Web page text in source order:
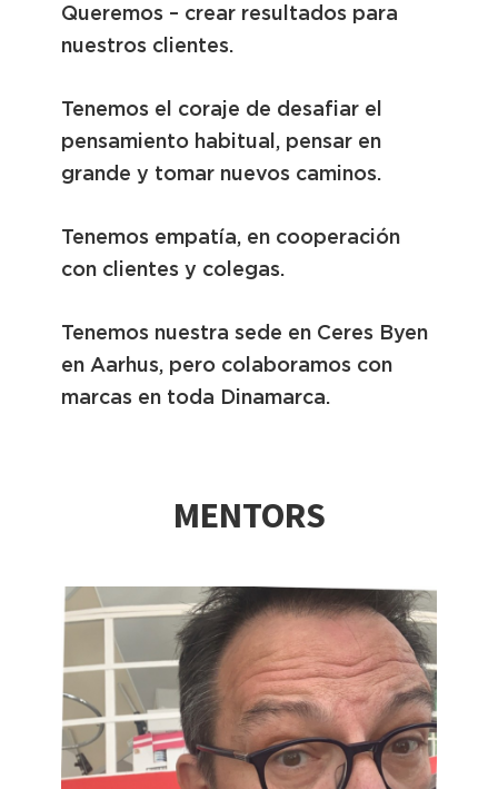
Queremos – crear resultados para
nuestros clientes.
Tenemos el coraje de desafiar el
pensamiento habitual, pensar en
grande y tomar nuevos caminos.
Tenemos empatía, en cooperación
con clientes y colegas.
Tenemos nuestra sede en Ceres Byen
en Aarhus, pero colaboramos con
marcas en toda Dinamarca.
MENTORS